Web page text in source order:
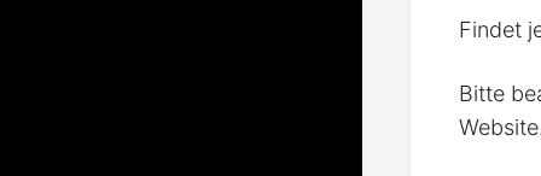
Findet
Bitte